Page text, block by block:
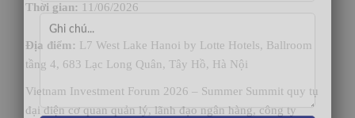
Thời gian: 11/06/2026
Địa điểm: L7 West Lake Hanoi by Lotte Hotels, Ballroom
tầng 4, 683 Lạc Long Quân, Tây Hồ, Hà Nội
Vietnam Investment Forum 2026 – Summer Summit quy tụ
đại diện cơ quan quản lý, lãnh đạo ngân hàng, công ty